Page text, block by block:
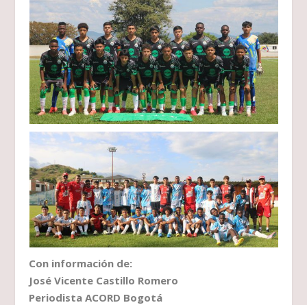
Con información de:
José Vicente Castillo Romero
Periodista ACORD Bogotá